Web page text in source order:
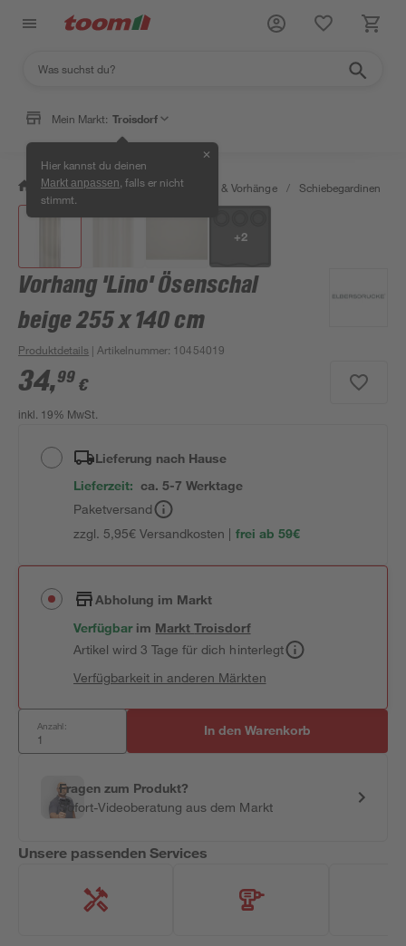
Mein Markt: Troisdorf
Hier kannst du deinen
Markt anpassen , falls er nicht
stimmt.
✕
/ Wohnen & Haushalt / Gardinen & Vorhänge / Schiebegardinen
+2
Vorhang 'Lino' Ösenschal
beige 255 x 140 cm
Produktdetails | Artikelnummer: 10454019
34,99 €
inkl. 19% MwSt.
Lieferung nach Hause
Lieferzeit: ca. 5-7 Werktage
Paketversand
zzgl. 5,95€ Versandkosten | frei ab 59€
Abholung im Markt
Verfügbar im MarktTroisdorf
Artikel wird 3 Tage für dich hinterlegt
Verfügbarkeit in anderen Märkten
Anzahl: In den Warenkorb
Fragen zum Produkt?
Sofort-Videoberatung aus dem Markt
Unsere passenden Services